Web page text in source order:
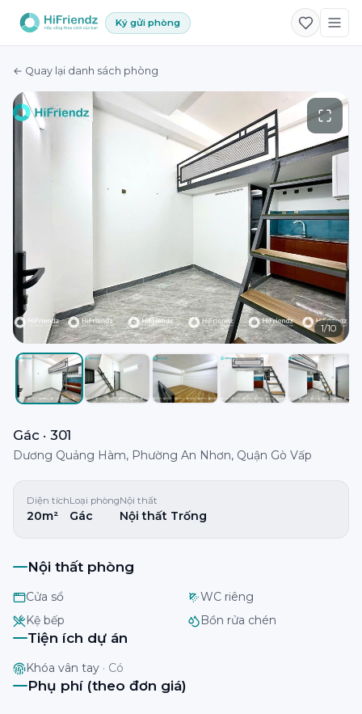
Ký gửi phòng
← Quay lại danh sách phòng
1/10
Gác · 301
Dương Quảng Hàm, Phường An Nhơn, Quận Gò Vấp
Diện tích
20m²
Loại phòng
Gác
Nội thất
Nội thất Trống
Nội thất phòng
Cửa sổ
WC riêng
Kệ bếp
Bồn rửa chén
Tiện ích dự án
Khóa vân tay · Có
Phụ phí (theo đơn giá)